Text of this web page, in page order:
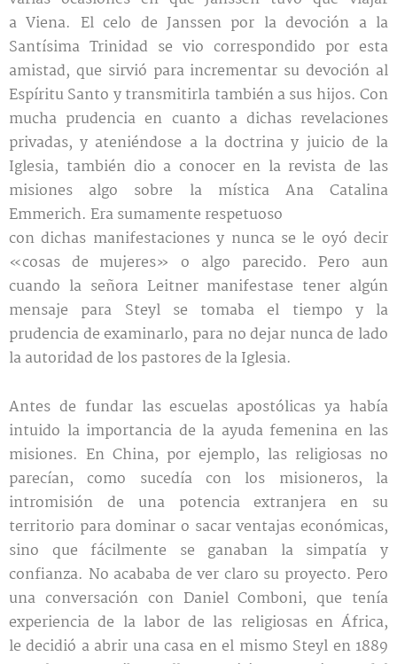
a Viena. El celo de Janssen por la devoción a la
Santísima Trinidad se vio correspondido por esta
amistad, que sirvió para incrementar su devoción al
Espíritu Santo y transmitirla también a sus hijos. Con
mucha prudencia en cuanto a dichas revelaciones
privadas, y ateniéndose a la doctrina y juicio de la
Iglesia, también dio a conocer en la revista de las
misiones algo sobre la mística Ana Catalina
Emmerich. Era sumamente respetuoso
con dichas manifestaciones y nunca se le oyó decir
«cosas de mujeres» o algo parecido. Pero aun
cuando la señora Leitner manifestase tener algún
mensaje para Steyl se tomaba el tiempo y la
prudencia de examinarlo, para no dejar nunca de lado
la autoridad de los pastores de la Iglesia.
Antes de fundar las escuelas apostólicas ya había
intuido la importancia de la ayuda femenina en las
misiones. En China, por ejemplo, las religiosas no
parecían, como sucedía con los misioneros, la
intromisión de una potencia extranjera en su
territorio para dominar o sacar ventajas económicas,
sino que fácilmente se ganaban la simpatía y
confianza. No acababa de ver claro su proyecto. Pero
una conversación con Daniel Comboni, que tenía
experiencia de la labor de las religiosas en África,
le decidió a abrir una casa en el mismo Steyl en 1889